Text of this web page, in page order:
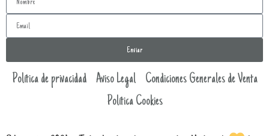
Enviar
Política de privacidad Aviso Legal
Condiciones Generales de Venta
Política Cookies